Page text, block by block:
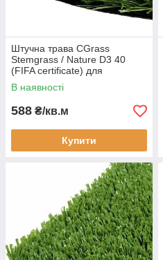
Штучна трава CGrass
Stemgrass / Nature D3 40
(FIFA certificate) для
футбольного поля спорту.
майданчиків
В наявності
588 ₴/кв.м
Купити